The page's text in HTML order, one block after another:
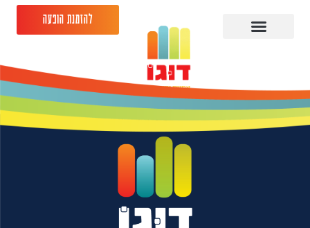
להזמנת הופעה
מני עוזרי – 29.04.26 -